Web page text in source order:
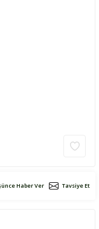
Haber Ver Tavsiye Et